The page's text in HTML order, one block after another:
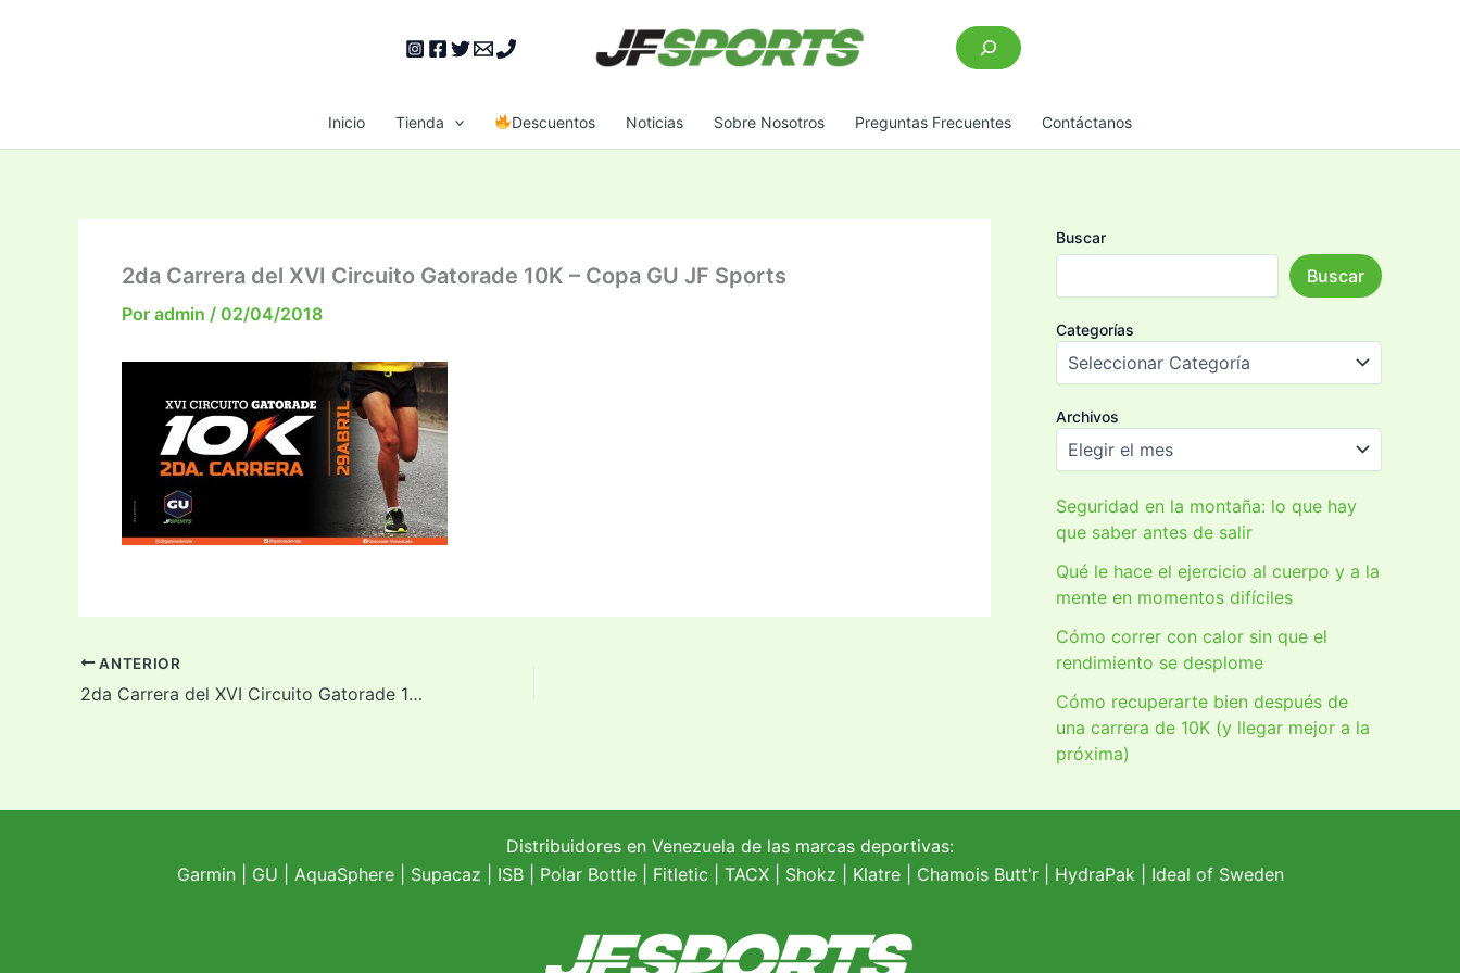
Buscar
Inicio Tienda Descuentos Noticias Sobre Nosotros Preguntas Frecuentes Contáctanos
2da Carrera del XVI Circuito Gatorade 10K – Copa GU JF Sports
Por admin / 02/04/2018
ANTERIOR
2da Carrera del XVI Circuito Gatorade 10K – Copa GU JF Sports
Buscar
Buscar
Categorías
Archivos
Seguridad en la montaña: lo que hay
que saber antes de salir
Qué le hace el ejercicio al cuerpo y a la
mente en momentos difíciles
Cómo correr con calor sin que el
rendimiento se desplome
Cómo recuperarte bien después de
una carrera de 10K (y llegar mejor a la
próxima)
Distribuidores en Venezuela de las marcas deportivas:
Garmin| GU AquaSphere| Supacaz | ISB | Polar Bottle| Fitletic TACX| Shokz Klatre| Chamois Butt'r| HydraPak| Ideal of Sweden